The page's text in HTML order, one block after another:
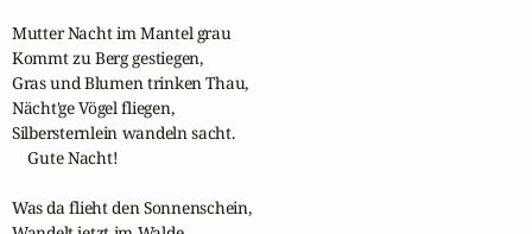
Mutter Nacht im Mantel grau
Kommt zu Berg gestiegen,
Gras und Blumen trinken Thau,
Nächt'ge Vögel fliegen,
Silbersternlein wandeln sacht.
    Gute Nacht!
Was da flieht den Sonnenschein,